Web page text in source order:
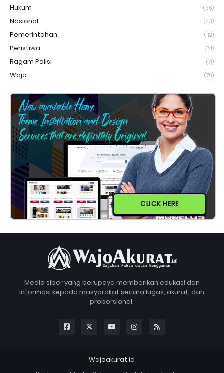
Hukum (36)
Nasional (43)
Pemerintahan (112)
Peristiwa (74)
Ragam Polisi (71)
Wajo (76)
CLICK HERE
Media siber yang berupaya memberikan edukasi dan
informasi kepada masyarakat secara lugas, akurat, dan
proporsional.
Wajoakurat.id